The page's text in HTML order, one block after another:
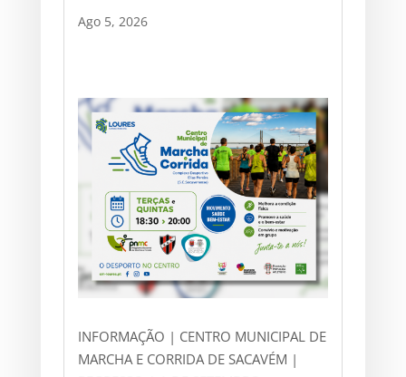
Ago 5, 2026
INFORMAÇÃO | CENTRO MUNICIPAL DE
MARCHA E CORRIDA DE SACAVÉM |